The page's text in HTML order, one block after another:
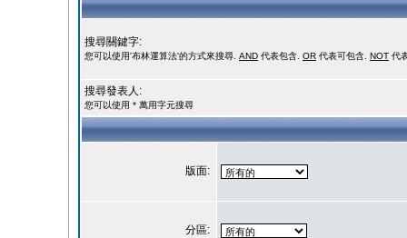
搜尋關鍵字:
您可以使用'布林運算法'的方式來搜尋. AND 代表包含. OR 代表可包含. NOT 代
搜尋發表人:
您可以使用 * 萬用字元搜尋
版面:
分區: